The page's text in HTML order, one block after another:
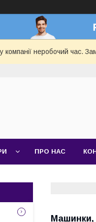
компанії неробочий час.
ПРО НАС
Машинки,